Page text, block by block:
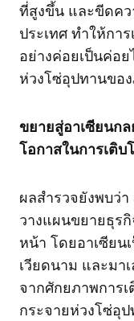
ที่สูงขึ้น และขีดคว
ประเทศ ทำให้กา
อย่างค่อยเป็นค่อ
ห่วงโซ่อุปทานขอ
ขยายสู่อาเซียนก
โอกาสในการเติบ
ผลสำรวจยังพบว่า
วางแผนขยายธุร
หน้า โดยอาเซียน
เวียดนาม และมา
จากศักยภาพการ
กระจายห่วงโซ่อุ